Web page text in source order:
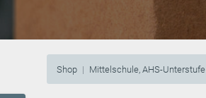
Shop Mittelschule, AHS-Unterstufe